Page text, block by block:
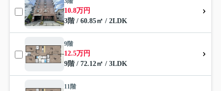
10.8万円
3階 / 60.85㎡ / 2LDK
9階
12.5万円
9階 / 72.12㎡ / 3LDK
11階